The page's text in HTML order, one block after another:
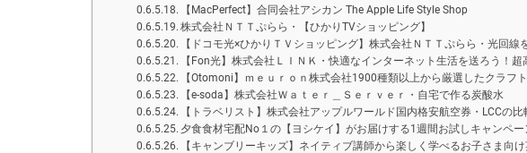
【MacPerfect】合同会社アシカン The Apple Life Style Shop
株式会社ＮＴＴぷらら・【ひかりTVショッピング】
【ドコモ光×ひかりＴＶショッピング】株式会社ＮＴＴぷらら・光回線
【Fon光】株式会社ＬＩＮＫ・快適なインターネット生活を送ろう！超
【Otomoni】ｍｅｕｒｏｎ株式会社1900種類以上から厳選したクラフ
【e-soda】株式会社Ｗａｔｅｒ＿Ｓｅｒｖｅｒ・自宅で作る炭酸水
【トラベリスト】株式会社アップルワールド国内格安航空券・LCCの
夕食食材宅配No１の【ヨシケイ】がお届けする1週間お試しキャンペー
【キャンブリーキッズ】ネイティブ講師から楽しく学べるお子さま向